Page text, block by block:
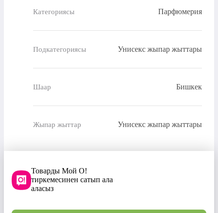
Категориясы Парфюмерия
Подкатегориясы Унисекс жыпар жыттары
Шаар Бишкек
Жыпар жыттар Унисекс жыпар жыттары
Товарды Мой О!
тиркемесинен сатып ала
аласыз